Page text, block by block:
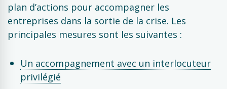
plan d’actions pour accompagner les
entreprises dans la sortie de la crise. Les
principales mesures sont les suivantes :
Un accompagnement avec un interlocuteur
privilégié